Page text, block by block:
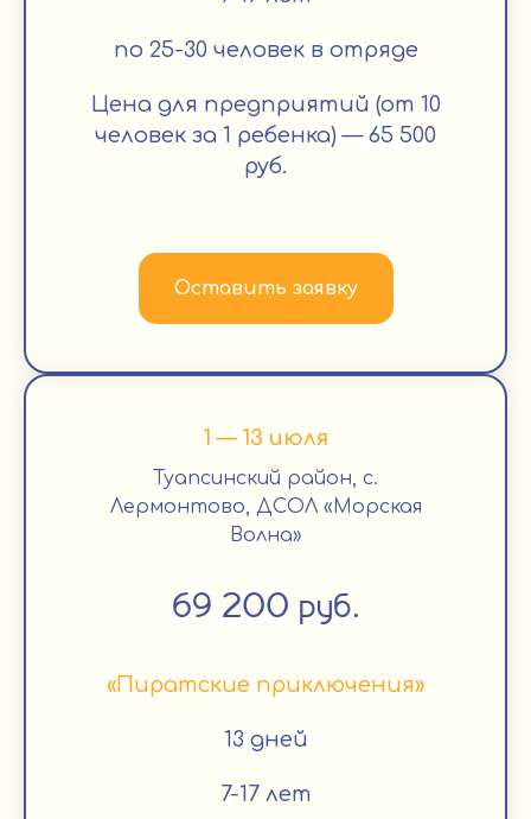
по 25-30 человек в отряде
Цена для предприятий (от 10
человек за 1 ребенка) — 65 500
руб.
Оставить заявку
1 — 13 июля
Туапсинский район, с.
Лермонтово, ДСОЛ «Морская
Волна»
69 200 руб.
«Пиратские приключения»
13 дней
7-17 лет